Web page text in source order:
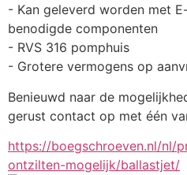
- Kan geleverd worden met
benodigde componenten
- RVS 316 pomphuis
- Grotere vermogens op
Benieuwd naar de
gerust contact op met één
https://boegschroeven.nl/nl/
ontzilten-mogelijk/ballastjet/